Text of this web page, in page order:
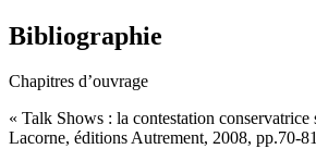
Bibliographie
Chapitres d’ouvrage
« Talk Shows : la contestation
Lacorne, éditions Autrement, 2008, pp.70-